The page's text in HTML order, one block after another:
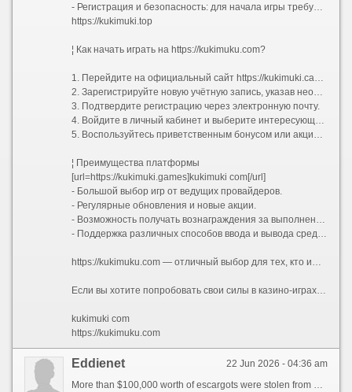
- Регистрация и безопасность: для начала игры требуется регистрация, а платформа уделяет внимание защите данных пользователей[2
https://kukimuki.top
¦ Как начать играть на https://kukimuku.com?
1. Перейдите на официальный сайт https://kukimuki.casino.
2. Зарегистрируйте новую учётную запись, указав необходимые данные.
3. Подтвердите регистрацию через электронную почту.
4. Войдите в личный кабинет и выберите интересующую игру.
5. Воспользуйтесь приветственным бонусом или акцией для новых пользователей.
¦ Преимущества платформы
[url=https://kukimuki.games]kukimuki com[/url]
- Большой выбор игр от ведущих провайдеров.
- Регулярные обновления и новые акции.
- Возможность получать вознаграждения за выполнение миссий.
- Поддержка различных способов ввода и вывода средств.
https://kukimuku.com — отличный выбор для тех, кто ищет качественные азартные развлечения и выгодные бонусные предложения. Платформа постоянно развивается, предлагая пользователям новые возможности и улучшенный игровой опыт https://kukimuki.casino
Если вы хотите попробовать свои силы в казино-играх и получить максимум удовольствия от процесса, https://kukimuki.casino станет вашим надёжным спутником в мире онлайн-развлечений.
kukimuki com
https://kukimuku.com
22 Jun 2026 - 04:36 am
Eddienet
More than $100,000 worth of escargots were stolen from a French snail farmer earlier this week, French media reported, leaving the supplier scrambling to replenish its stock in time for the holiday season.